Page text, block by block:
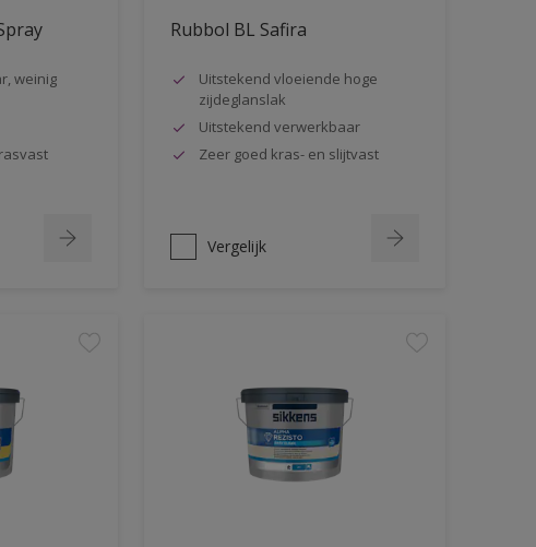
weinig
Rubbol BL Safira
Uitstekend vloeiende hoge
zijdeglanslak
Uitstekend verwerkbaar
Zeer goed kras- en slijtvast
Vergelijk